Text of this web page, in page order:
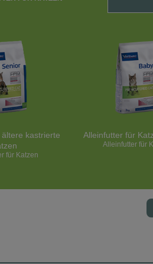
kastrierte
für Katzen
Alleinfutter für
Alleinfutter für